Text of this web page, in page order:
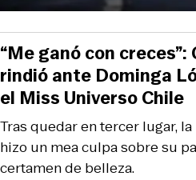
Tras quedar en tercer lugar,
hizo un mea culpa sobre su
certamen de belleza.
“Me ganó con
rindió ante Dominga
el Miss Universo Chile